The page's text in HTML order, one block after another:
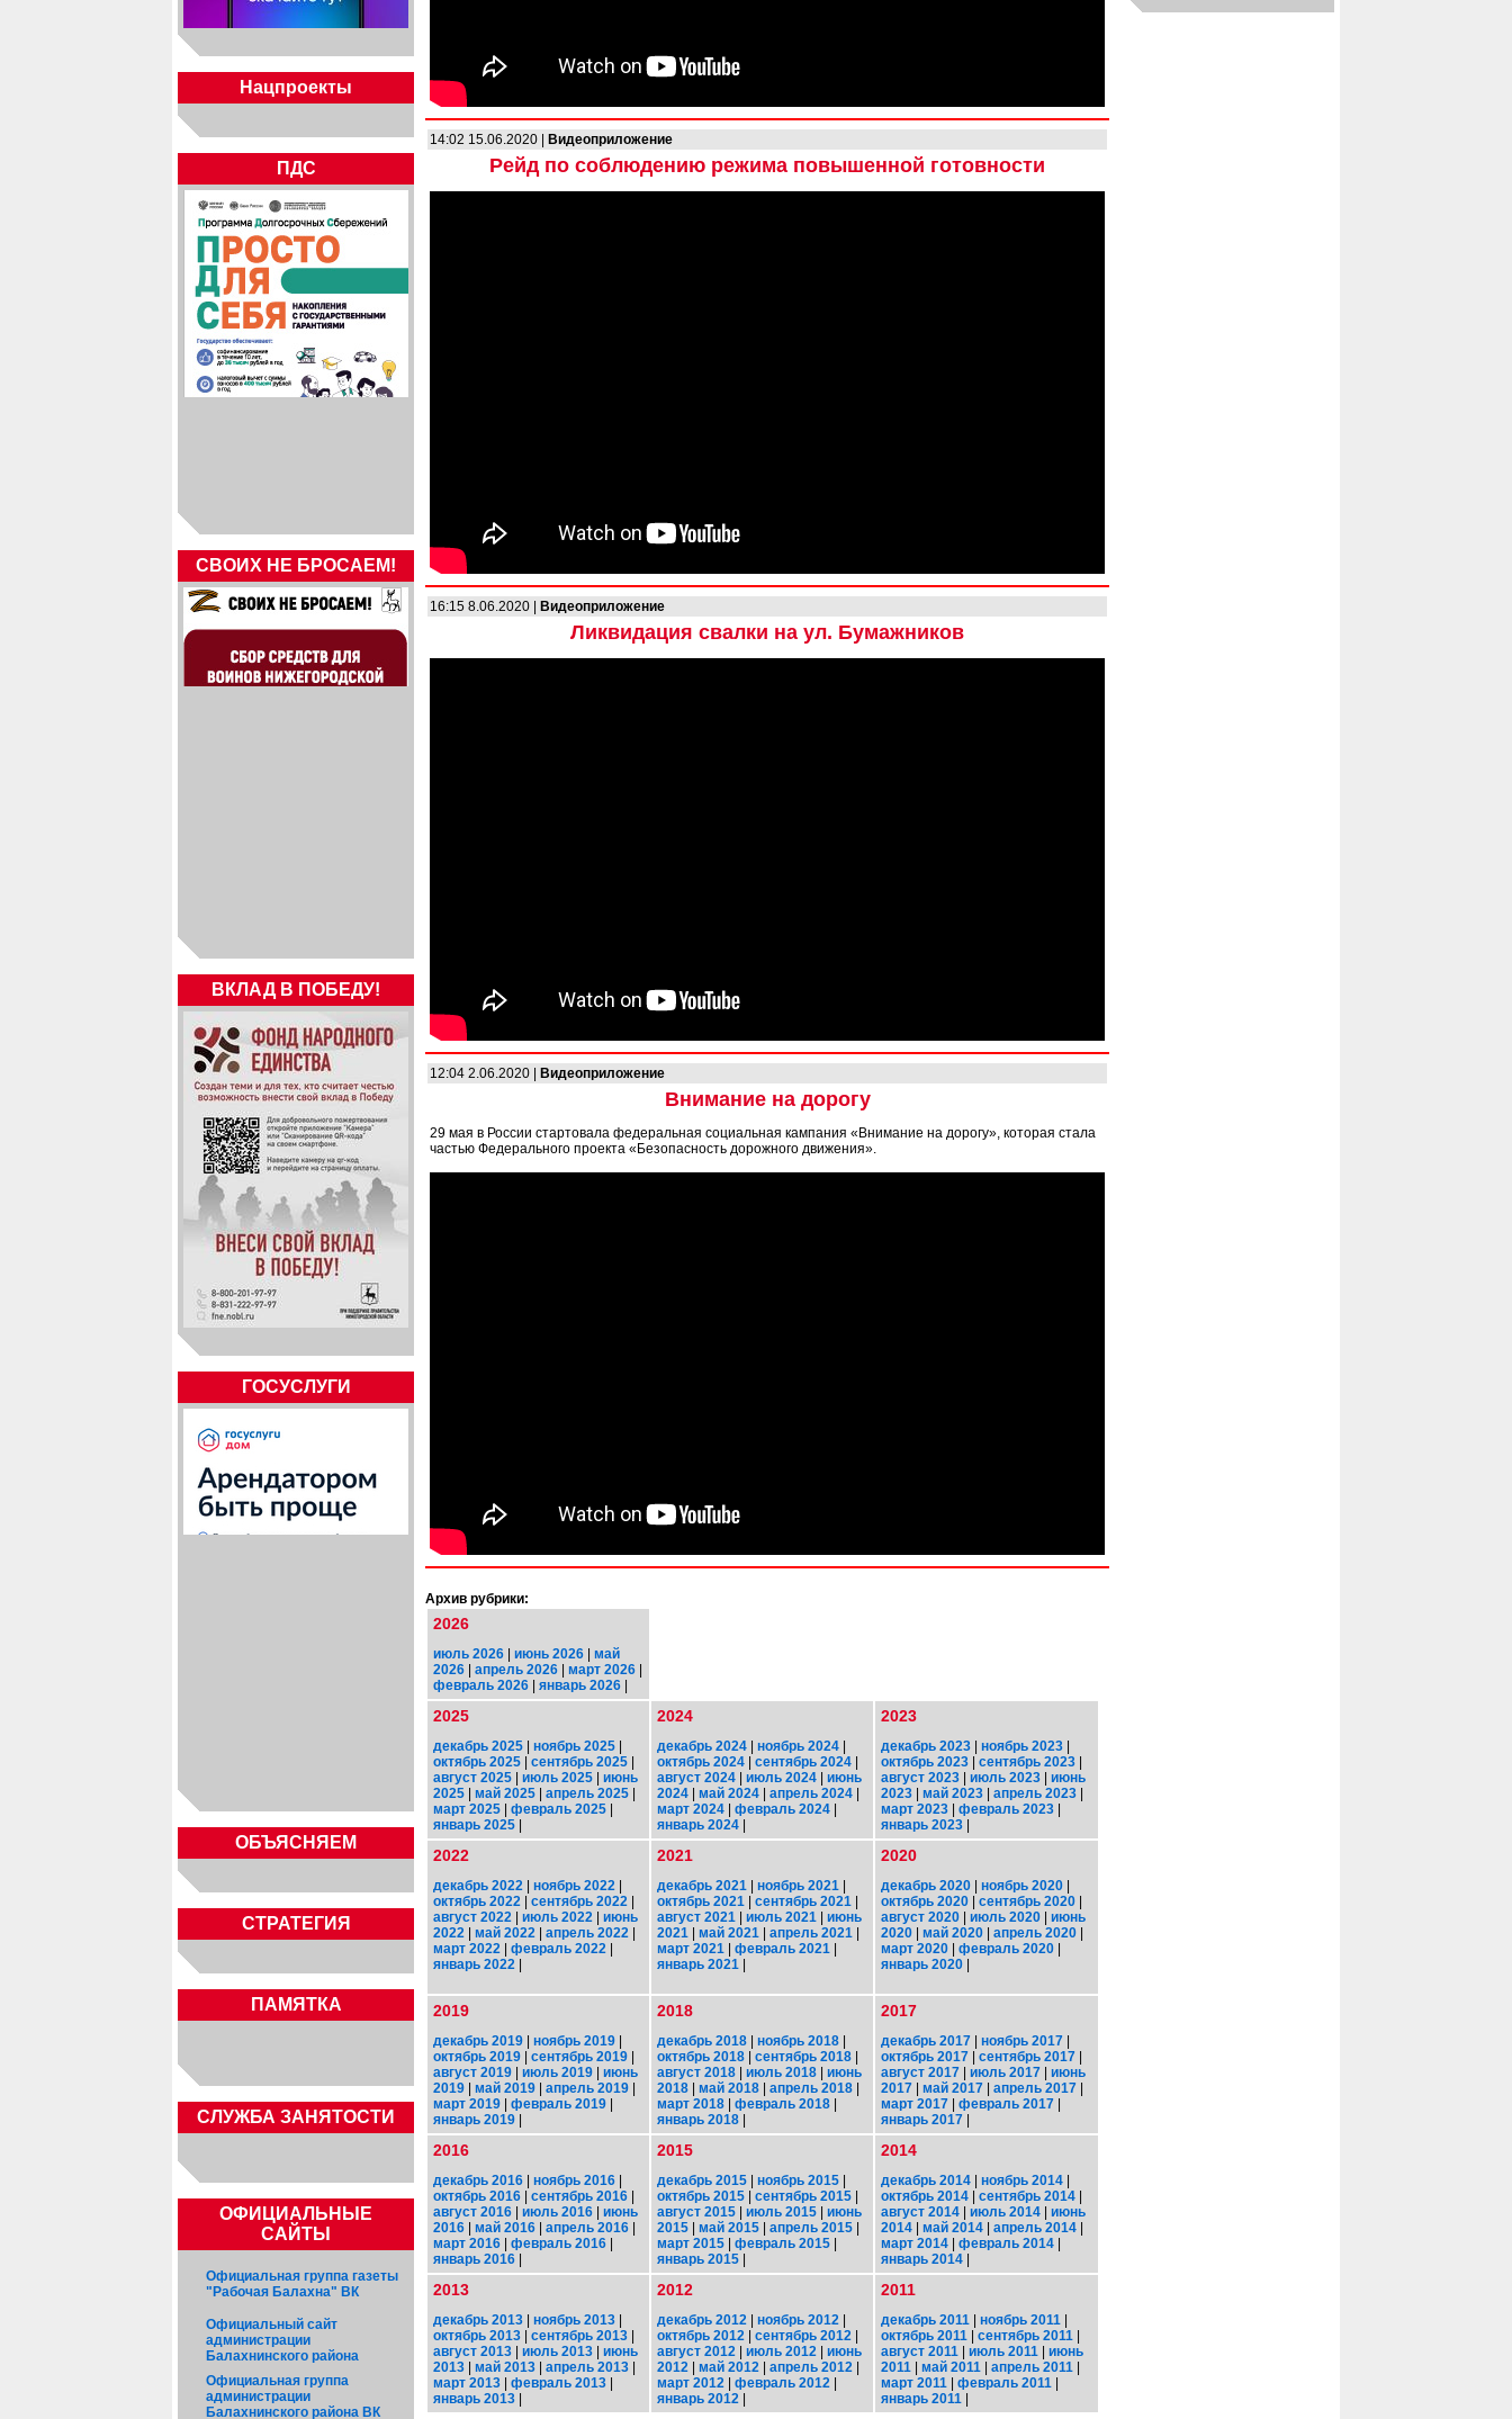
Нацпроекты
ПДС
СВОИХ НЕ БРОСАЕМ!
ВКЛАД В ПОБЕДУ!
ГОСУСЛУГИ
ОБЪЯСНЯЕМ
СТРАТЕГИЯ
ПАМЯТКА
CЛУЖБА ЗАНЯТОСТИ
ОФИЦИАЛЬНЫЕ
САЙТЫ
Официальная группа газеты
"Рабочая Балахна" ВК
Официальный сайт
администрации
Балахнинского района
Официальная группа
администрации
Балахнинского района ВК
14:02 15.06.2020 | Видеоприложение
Рейд по соблюдению режима повышенной готовности
16:15 8.06.2020 | Видеоприложение
Ликвидация свалки на ул. Бумажников
12:04 2.06.2020 | Видеоприложение
Внимание на дорогу
29 мая в России стартовала федеральная социальная кампания «Внимание на дорогу», которая стала
частью Федерального проекта «Безопасность дорожного движения».
Архив рубрики:
2026
июль 2026 | июнь 2026 | май
2026 | апрель 2026 | март 2026 |
февраль 2026 | январь 2026 |
2025
декабрь 2025 | ноябрь 2025 |
октябрь 2025 | сентябрь 2025 |
август 2025 | июль 2025 | июнь
2025 | май 2025 | апрель 2025 |
март 2025 | февраль 2025 |
январь 2025 |
2024
декабрь 2024 | ноябрь 2024 |
октябрь 2024 | сентябрь 2024 |
август 2024 | июль 2024 | июнь
2024 | май 2024 | апрель 2024 |
март 2024 | февраль 2024 |
январь 2024 |
2023
декабрь 2023 | ноябрь 2023 |
октябрь 2023 | сентябрь 2023 |
август 2023 | июль 2023 | июнь
2023 | май 2023 | апрель 2023 |
март 2023 | февраль 2023 |
январь 2023 |
2022
декабрь 2022 | ноябрь 2022 |
октябрь 2022 | сентябрь 2022 |
август 2022 | июль 2022 | июнь
2022 | май 2022 | апрель 2022 |
март 2022 | февраль 2022 |
январь 2022 |
2021
декабрь 2021 | ноябрь 2021 |
октябрь 2021 | сентябрь 2021 |
август 2021 | июль 2021 | июнь
2021 | май 2021 | апрель 2021 |
март 2021 | февраль 2021 |
январь 2021 |
2020
декабрь 2020 | ноябрь 2020 |
октябрь 2020 | сентябрь 2020 |
август 2020 | июль 2020 | июнь
2020 | май 2020 | апрель 2020 |
март 2020 | февраль 2020 |
январь 2020 |
2019
декабрь 2019 | ноябрь 2019 |
октябрь 2019 | сентябрь 2019 |
август 2019 | июль 2019 | июнь
2019 | май 2019 | апрель 2019 |
март 2019 | февраль 2019 |
январь 2019 |
2018
декабрь 2018 | ноябрь 2018 |
октябрь 2018 | сентябрь 2018 |
август 2018 | июль 2018 | июнь
2018 | май 2018 | апрель 2018 |
март 2018 | февраль 2018 |
январь 2018 |
2017
декабрь 2017 | ноябрь 2017 |
октябрь 2017 | сентябрь 2017 |
август 2017 | июль 2017 | июнь
2017 | май 2017 | апрель 2017 |
март 2017 | февраль 2017 |
январь 2017 |
2016
декабрь 2016 | ноябрь 2016 |
октябрь 2016 | сентябрь 2016 |
август 2016 | июль 2016 | июнь
2016 | май 2016 | апрель 2016 |
март 2016 | февраль 2016 |
январь 2016 |
2015
декабрь 2015 | ноябрь 2015 |
октябрь 2015 | сентябрь 2015 |
август 2015 | июль 2015 | июнь
2015 | май 2015 | апрель 2015 |
март 2015 | февраль 2015 |
январь 2015 |
2014
декабрь 2014 | ноябрь 2014 |
октябрь 2014 | сентябрь 2014 |
август 2014 | июль 2014 | июнь
2014 | май 2014 | апрель 2014 |
март 2014 | февраль 2014 |
январь 2014 |
2013
декабрь 2013 | ноябрь 2013 |
октябрь 2013 | сентябрь 2013 |
август 2013 | июль 2013 | июнь
2013 | май 2013 | апрель 2013 |
март 2013 | февраль 2013 |
январь 2013 |
2012
декабрь 2012 | ноябрь 2012 |
октябрь 2012 | сентябрь 2012 |
август 2012 | июль 2012 | июнь
2012 | май 2012 | апрель 2012 |
март 2012 | февраль 2012 |
январь 2012 |
2011
декабрь 2011 | ноябрь 2011 |
октябрь 2011 | сентябрь 2011 |
август 2011 | июль 2011 | июнь
2011 | май 2011 | апрель 2011 |
март 2011 | февраль 2011 |
январь 2011 |